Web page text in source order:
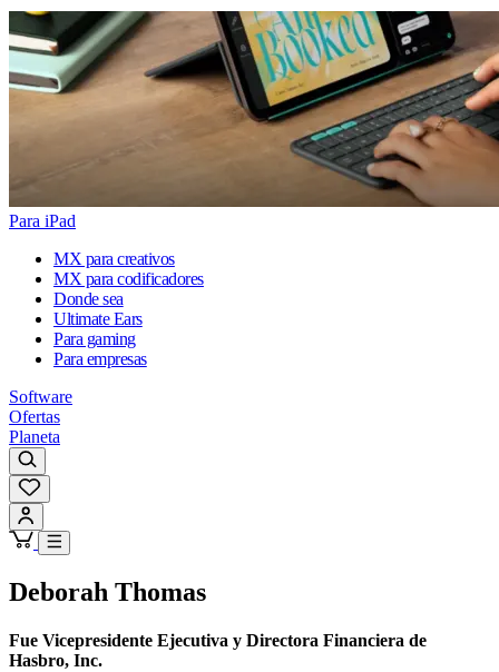
Para iPad
MX para creativos
MX para codificadores
Donde sea
Ultimate Ears
Para gaming
Para empresas
Software
Ofertas
Planeta
Deborah Thomas
Fue Vicepresidente Ejecutiva y Directora Financiera de
Hasbro, Inc.